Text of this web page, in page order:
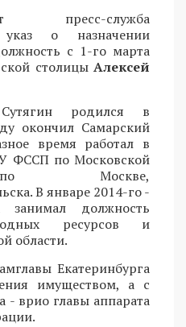
пресс-служба
указ o назначении
с 1-го марта
столицы Алексей
родился в
окончил Самарский
время работал в
ФССП по Московской
Москве,
В январе 2014-го -
должность
ресурсов и
области.
Екатеринбурга
имуществом, а с
- врио главы аппарата